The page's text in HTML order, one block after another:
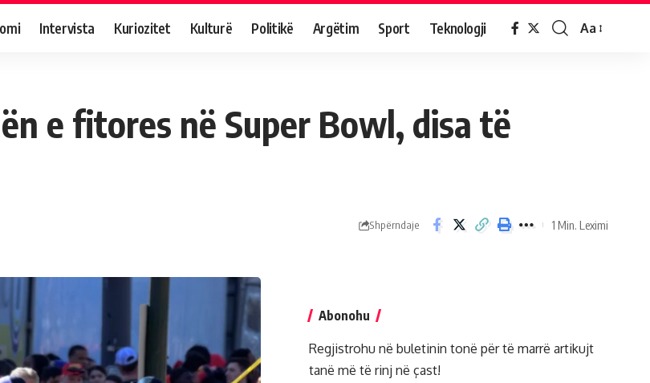
Intervista Kuriozitet Kulturë Politikë Argëtim Sport Teknologji Aa
e fitores në Super Bowl, disa të
Shpërndaje 1 Min. Leximi
Abonohu
Regjistrohu në buletinin tonë për të marrë artikujt
tanë më të rinj në çast!